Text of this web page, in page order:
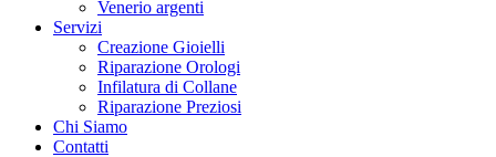
Venerio argenti
Servizi
Creazione Gioielli
Riparazione Orologi
Infilatura di Collane
Riparazione Preziosi
Chi Siamo
Contatti